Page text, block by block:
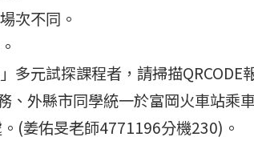
次不同。
多元試探課程者，請掃描QRCODE
、外縣市同學統一於富岡火車站乘
(姜佑旻老師4771196分機230)。